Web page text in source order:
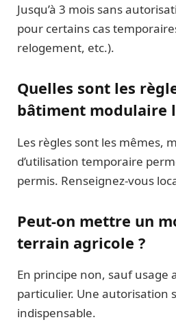
Jusqu’à 3 mois sans
pour certains cas
relogement, etc.).
Quelles sont les
bâtiment modulaire
Les règles sont les mêmes,
d’utilisation temporaire
permis. Renseignez-vous
Peut-on mettre un
terrain agricole ?
En principe non, sauf usage
particulier. Une autorisation
indispensable.